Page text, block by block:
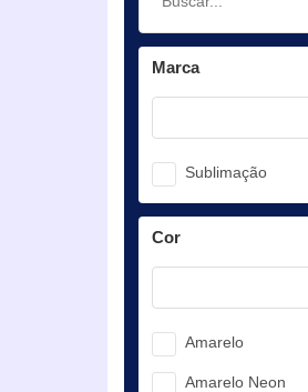
Marca
Sublimação
Cor
Amarelo
Amarelo Neon